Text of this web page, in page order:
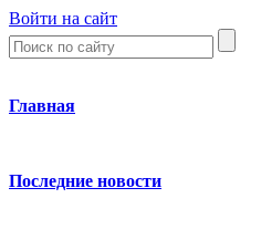
Войти на сайт
Главная
Последние новости